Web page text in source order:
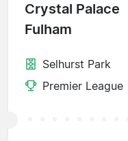
Crystal Palace
Fulham
Selhurst Park
Premier League